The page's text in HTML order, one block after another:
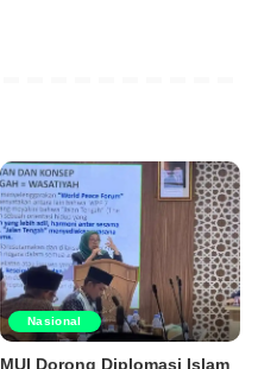
Nasional
MUI Dorong Diplomasi Islam